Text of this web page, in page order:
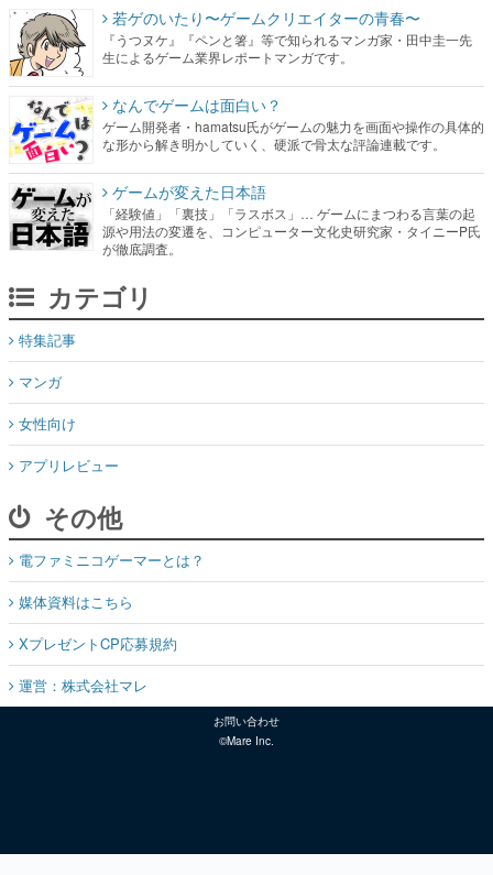
若ゲのいたり〜ゲームクリエイターの青春〜
『うつヌケ』『ペンと箸』等で知られるマンガ家・田中圭一先
生によるゲーム業界レポートマンガです。
なんでゲームは面白い？
ゲーム開発者・hamatsu氏がゲームの魅力を画面や操作の具体的
な形から解き明かしていく、硬派で骨太な評論連載です。
ゲームが変えた日本語
「経験値」「裏技」「ラスボス」… ゲームにまつわる言葉の起
源や用法の変遷を、コンピューター文化史研究家・タイニーP氏
が徹底調査。
カテゴリ
特集記事
マンガ
女性向け
アプリレビュー
その他
電ファミニコゲーマーとは？
媒体資料はこちら
XプレゼントCP応募規約
運営：株式会社マレ
お問い合わせ
©Mare Inc.